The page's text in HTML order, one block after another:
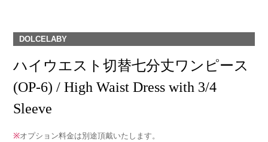
DOLCELABY
ハイウエスト切替七分丈ワンピース
(OP-6) / High Waist Dress with 3/4
Sleeve
※オプション料金は別途頂戴いたします。